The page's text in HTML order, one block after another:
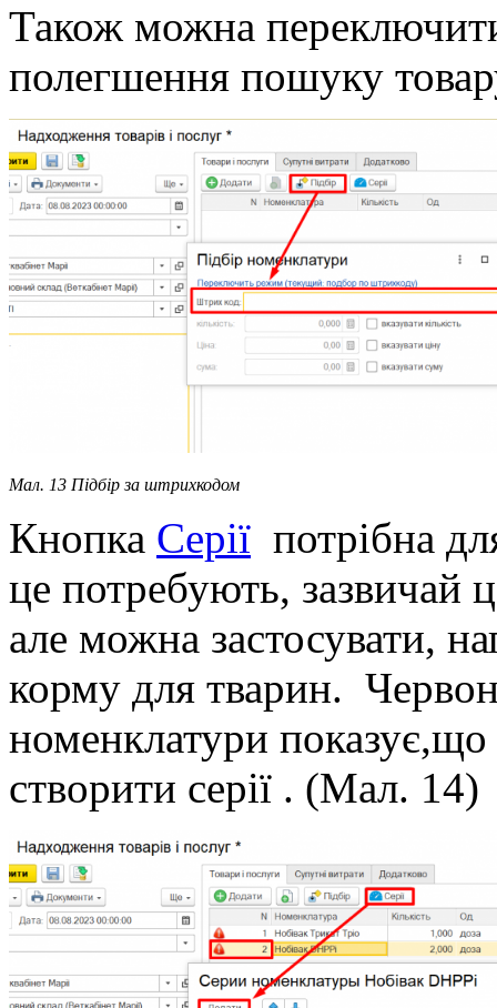
Також можна
полегшення пошуку
Мал. 13 Підбір за штрихкодом
Кнопка Серії потрібна
це потребують, зазвичай
але можна застосувати,
корму для тварин.
номенклатури
створити серії . (Мал. 14)